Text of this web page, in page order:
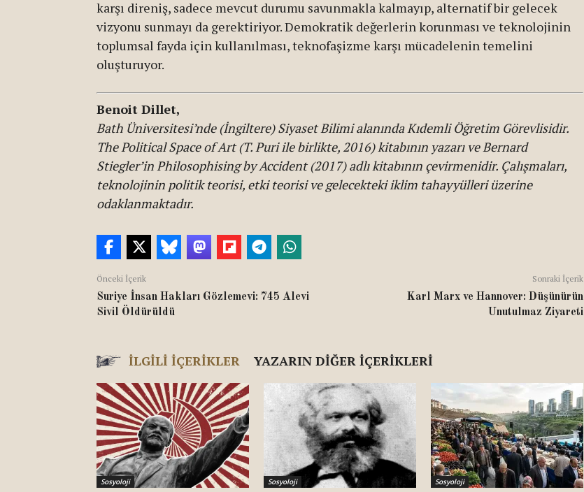
karşı direniş, sadece mevcut durumu savunmakla kalmayıp, alternatif bir gelecek
vizyonu sunmayı da gerektiriyor. Demokratik değerlerin korunması ve teknolojinin
toplumsal fayda için kullanılması, teknofaşizme karşı mücadelenin temelini
oluşturuyor.
Benoit Dillet,
Bath Üniversitesi’nde (İngiltere) Siyaset Bilimi alanında Kıdemli Öğretim Görevlisidir.
The Political Space of Art (T. Puri ile birlikte, 2016) kitabının yazarı ve Bernard
Stiegler’in Philosophising by Accident (2017) adlı kitabının çevirmenidir. Çalışmaları,
teknolojinin politik teorisi, etki teorisi ve gelecekteki iklim tahayyülleri üzerine
odaklanmaktadır.
Önceki İçerik
Suriye İnsan Hakları Gözlemevi: 745 Alevi
Sivil Öldürüldü
Sonraki İçerik
Karl Marx ve Hannover: Düşünürün
Unutulmaz Ziyareti
İLGILI İÇERIKLER YAZARIN DIĞER İÇERIKLERI
Sosyoloji Sosyoloji Sosyoloji